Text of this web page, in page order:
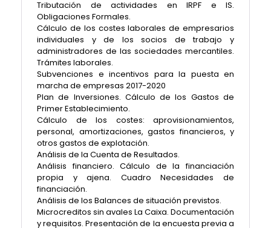
Tributación de actividades en IRPF e IS.
Obligaciones Formales.
Cálculo de los costes laborales de empresarios
individuales y de los socios de trabajo y
administradores de las sociedades mercantiles.
Trámites laborales.
Subvenciones e incentivos para la puesta en
marcha de empresas 2017-2020
Plan de Inversiones. Cálculo de los Gastos de
Primer Establecimiento.
Cálculo de los costes: aprovisionamientos,
personal, amortizaciones, gastos financieros, y
otros gastos de explotación.
Análisis de la Cuenta de Resultados.
Análisis financiero. Cálculo de la financiación
propia y ajena. Cuadro Necesidades de
financiación.
Análisis de los Balances de situación previstos.
Microcreditos sin avales La Caixa. Documentación
y requisitos. Presentación de la encuesta previa a